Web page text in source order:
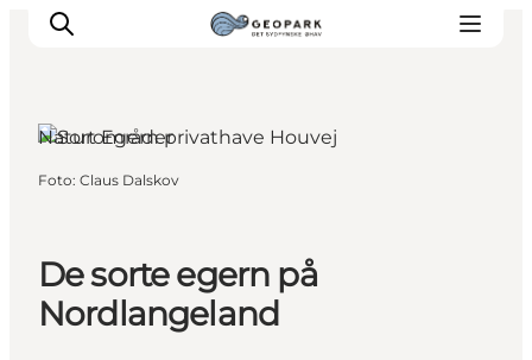
De sorte egern på
Nordlangeland
Naturområder
Foto: Claus Dalskov